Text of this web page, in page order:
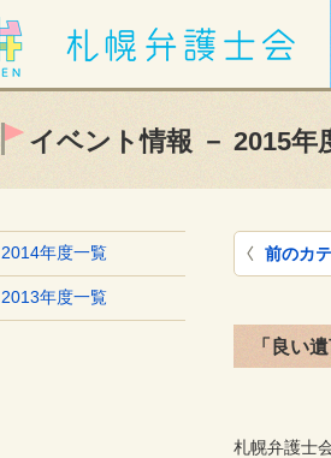
イベント情報 － 2015年
2014年度一覧
2013年度一覧
前のカ
「良い
札幌弁護士